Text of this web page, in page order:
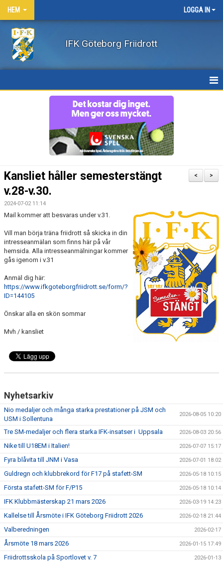
HEM LOGGA IN
IFK Göteborg Friidrott
KLÄDER
FUNKTIONÄR
BILDGALLERI
>
<
Kansliet håller semesterstängt
v.28-v.30.
2024-07-02 11:14
Mail kommer att besvaras under v.31.
Vill man börja träna friidrott så skicka in din
intresseanmälan som finns här på vår
hemsida. Alla intresseanmälningar kommer
gås igenom i v.31
Anmäl dig här:
https://www.ifkgoteborgfriidrott.se/form/?
ID=144105
Önskar alla en skön sommar
Mvh / kansliet
Nyhetsarkiv
Nio medaljer och många starka prestationer på JSM och
USM i Sollentuna
2026-08-05 10:20
Tre SM-medaljer och flera starka IFK-insatser i Uppsala 2026-08-03 20:56
Nike till U18EM i Italien! 2026-07-07 15:17
Fyra blåvita till JNM i Vasa 2026-07-01 18:02
Guldregn och klubbrekord för F17 på stafett-SM 2026-05-18 10:15
Första stafett-SM för F/P15 2026-05-18 10:14
IFK Klubbmästerskap 21 mars 2026 2026-03-19 14:23
Kallelse till Årsmöte i IFK Göteborg Friidrott 2026 2026-02-18 21:44
Valberedningen 2026-02-17
Årsmöte 18 mars 2026 2026-01-15 17:49
Friidrottsskola på Sportlovet v. 7 2026-01-13